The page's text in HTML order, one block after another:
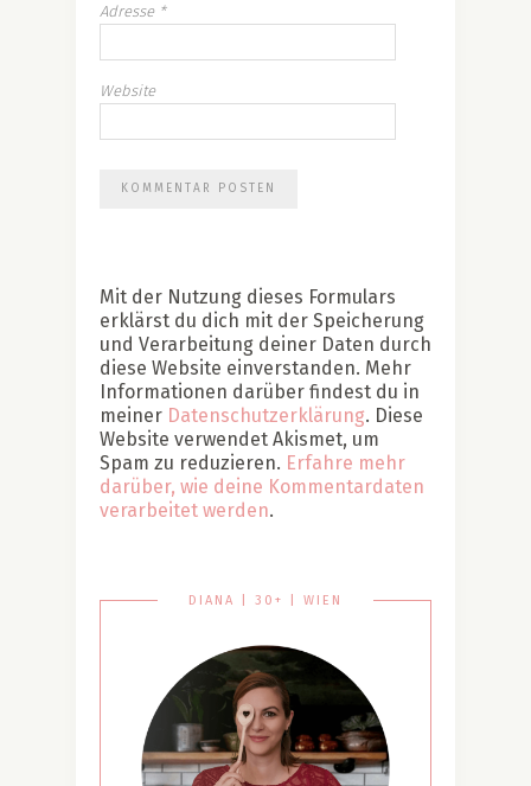
Adresse *
Website
Mit der Nutzung dieses Formulars
erklärst du dich mit der Speicherung
und Verarbeitung deiner Daten durch
diese Website einverstanden. Mehr
Informationen darüber findest du in
meiner Datenschutzerklärung. Diese
Website verwendet Akismet, um
Spam zu reduzieren. Erfahre mehr
darüber, wie deine Kommentardaten
verarbeitet werden.
DIANA | 30+ | WIEN